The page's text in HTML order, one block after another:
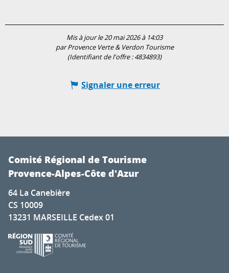
Mis à jour le 20 mai 2026 à 14:03
par Provence Verte & Verdon Tourisme
(Identifiant de l'offre :4834893)
Signaler une erreur
Comité Régional de Tourisme
Provence-Alpes-Côte d'Azur
64 La Canebière
CS 10009
13231 MARSEILLE Cedex 01